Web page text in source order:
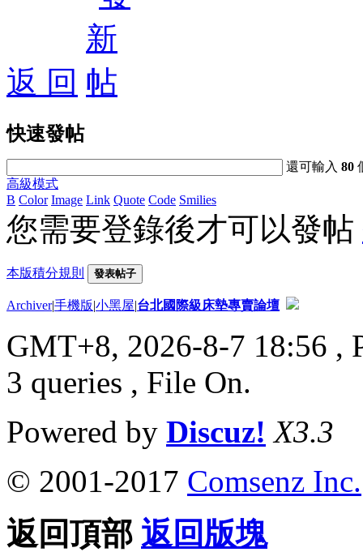
返 回
快速發帖
還可輸入80
高級模式
B Color Image Link Quote Code Smilies
您需要登錄後才可以發帖
本版積分規則 發表帖子
Archiver|手機版|小黑屋|台北國際級床墊專賣論壇
GMT+8, 2026-8-7 18:56 ,
3 queries , File On.
Powered by Discuz! X3.3
© 2001-2017 Comsenz Inc.
返回頂部 返回版塊